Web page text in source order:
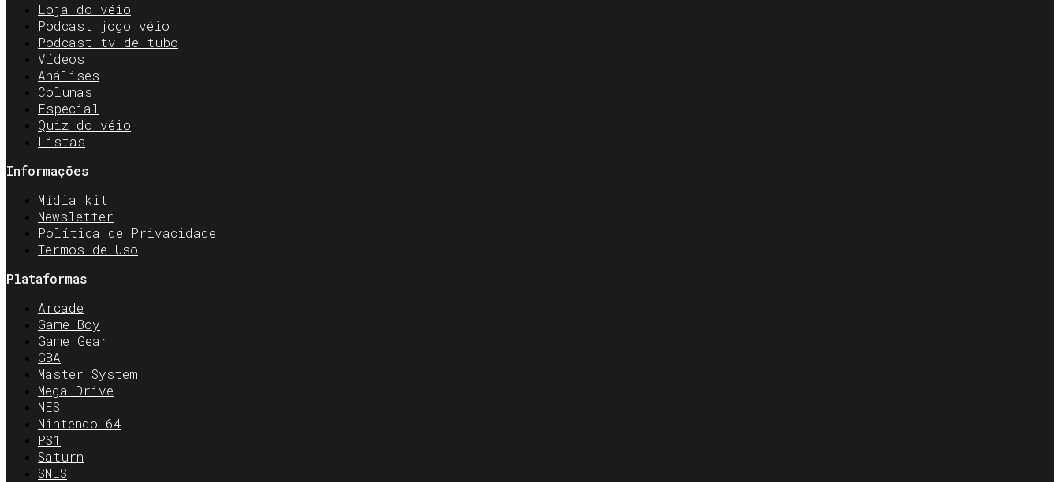
Loja do véio
Podcast jogo véio
Podcast tv de tubo
Vídeos
Análises
Colunas
Especial
Quiz do véio
Listas
Informações
Mídia kit
Newsletter
Política de Privacidade
Termos de Uso
Plataformas
Arcade
Game Boy
Game Gear
GBA
Master System
Mega Drive
NES
Nintendo 64
PS1
Saturn
SNES